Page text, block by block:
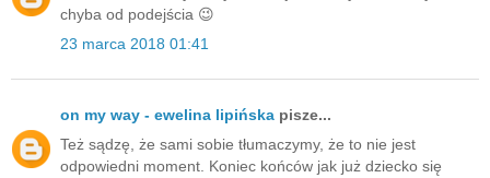
chyba od podejścia 😉
23 marca 2018 01:41
on my way - ewelina lipińska pisze...
Też sądzę, że sami sobie tłumaczymy, że to nie jest
odpowiedni moment. Koniec końców jak już dziecko się